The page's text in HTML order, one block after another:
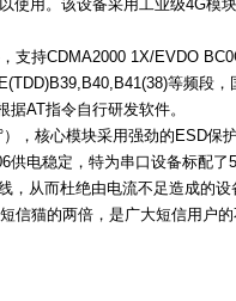
使用。该设备采用工业级4G模
持CDMA2000 1X/EVDO
等频段，
AT指令自行研发软件。
，核心模块采用强劲的ESD保
供电稳定，特为串口设备标配了
从而杜绝由电流不足造成的设
信猫的两倍，是广大短信用户的